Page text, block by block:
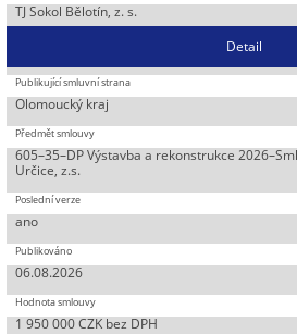
TJ Sokol Bělotín, z. s.
Detail
Olomoucký kraj
605–35–DP Výstavba a rekonstrukce
Určice, z.s.
ano
06.08.2026
1 950 000 CZK bez DPH